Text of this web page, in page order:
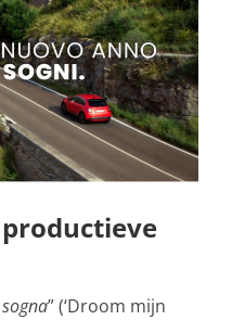
” (‘Droom mijn